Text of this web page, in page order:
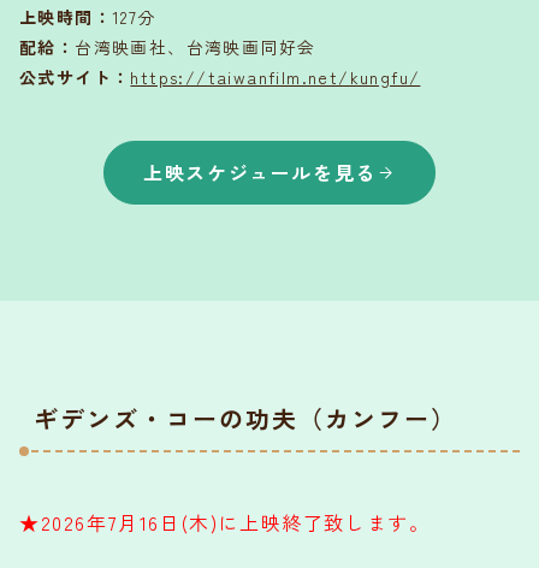
上映時間 ：127分
配給 ： 台湾映画社、台湾映画同好会
公式サイト： https://taiwanfilm.net/kungfu/
上映スケジュールを見る
ギデンズ・コーの功夫（カンフー）
★2026年7月16日(木)に上映終了致します。